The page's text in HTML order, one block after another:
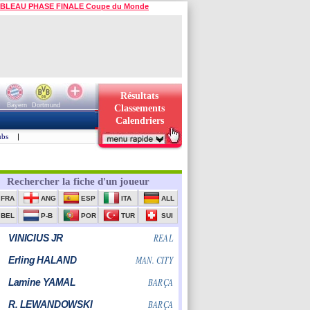
PHASE FINALE Coupe du Monde
Bayern Dortmund
Résultats
Classements
Calendriers
|